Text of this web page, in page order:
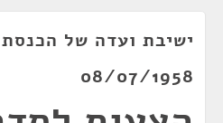
08/07/1958